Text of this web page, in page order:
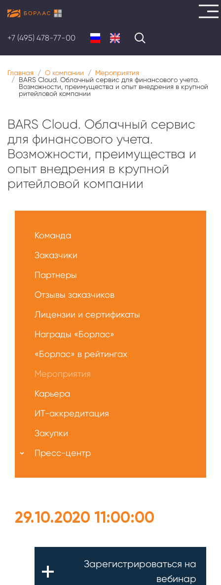
основному
содержанию
+7 (495) 478-77-00
Главная О компании
Мероприятия
BARS Cloud. Облачный сервис для финансового учета.
Возможности, преимущества и опыт внедрения в крупной
ритейловой компании
BARS Cloud. Облачный сервис
для финансового учета.
Возможности, преимущества и
опыт внедрения в крупной
ритейловой компании
29.10.2020 11:00:00
Зарегистрироваться на
вебинар
Команда
Заказчики
Партнеры
Отзывы заказчиков
Лицензии и сертификаты
Награды «Борлас»
«Борлас» в рейтингах
Мероприятия
Карьера
ИТ-аккредитация
Закупки
Пресс-центр